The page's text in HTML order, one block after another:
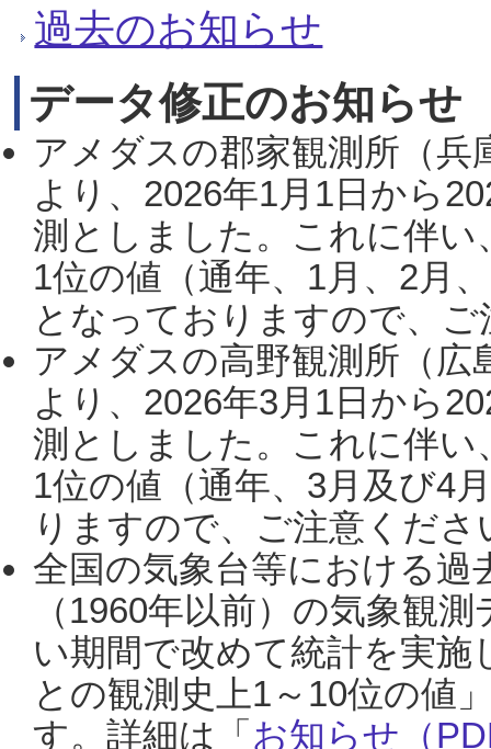
過去のお知らせ
データ修正のお知らせ
アメダスの郡家観測所（
より、2026年1月1日から
測としました。これに伴い
1位の値（通年、1月、2月
となっておりますので、
アメダスの高野観測所（
より、2026年3月1日から
測としました。これに伴い
1位の値（通年、3月及び4
りますので、ご注意くだ
全国の気象台等における過
（1960年以前）の気象観
い期間で改めて統計を実
との観測史上1～10位の値
す。詳細は「 お知らせ（